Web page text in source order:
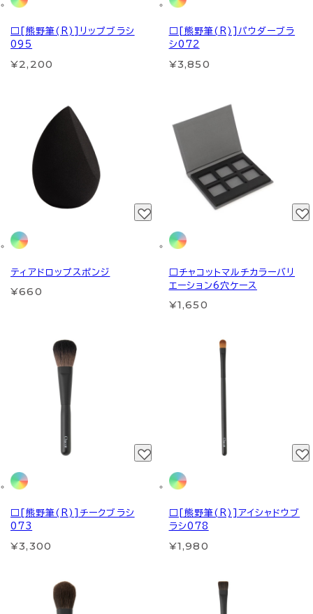
□[熊野筆(R)]リップブラシ
095
¥2,200
□[熊野筆(R)]パウダーブラ
シ072
¥3,850
ティアドロップスポンジ
¥660
□チャコットマルチカラーバリ
エーション6穴ケース
¥1,650
□[熊野筆(R)]チークブラシ
073
¥3,300
□[熊野筆(R)]アイシャドウブ
ラシ078
¥1,980